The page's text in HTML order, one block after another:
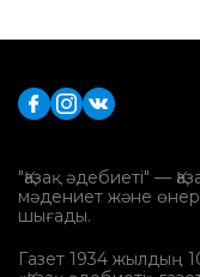
"Қазақ әдебиеті" —
мәдениет және өнер
шығады.
Газет 1934 жылдың